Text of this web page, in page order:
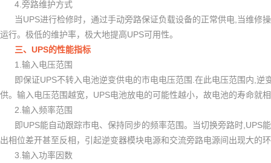
4. 旁路维护方式
当 UPS进行检修时，通过手动旁路保证负载设备的正常供电 当维修
运行。极低的维护率，极大地提高UPS可用性。
三、 UPS的性能指标
1. 输入电压范围
即保证UPS不转入电池逆变供电的市电电压范围 在此电压范围内 逆
供。输入电压范围越宽， UPS电池放电的可能性越小，故电池的寿命就
2. 输入频率范围
即UPS能自动跟踪市电、保持同步的频率范围。当切换旁路时 ,UPS
出相位差开甚至反相，引起逆变器模块电源和交流旁路电源间出现大的
3. 输入功率因数